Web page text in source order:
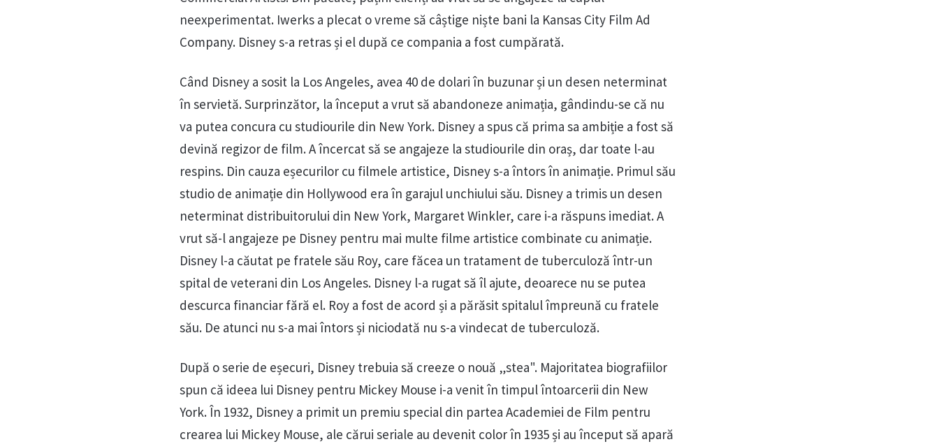
neexperimentat. Iwerks a plecat o vreme să câștige niște bani la Kansas City Film Ad
Company. Disney s-a retras și el după ce compania a fost cumpărată.
Când Disney a sosit la Los Angeles, avea 40 de dolari în buzunar și un desen neterminat
în servietă. Surprinzător, la început a vrut să abandoneze animația, gândindu-se că nu
va putea concura cu studiourile din New York. Disney a spus că prima sa ambiție a fost să
devină regizor de film. A încercat să se angajeze la studiourile din oraș, dar toate l-au
respins. Din cauza eșecurilor cu filmele artistice, Disney s-a întors în animație. Primul său
studio de animație din Hollywood era în garajul unchiului său. Disney a trimis un desen
neterminat distribuitorului din New York, Margaret Winkler, care i-a răspuns imediat. A
vrut să-l angajeze pe Disney pentru mai multe filme artistice combinate cu animație.
Disney l-a căutat pe fratele său Roy, care făcea un tratament de tuberculoză într-un
spital de veterani din Los Angeles. Disney l-a rugat să îl ajute, deoarece nu se putea
descurca financiar fără el. Roy a fost de acord și a părăsit spitalul împreună cu fratele
său. De atunci nu s-a mai întors și niciodată nu s-a vindecat de tuberculoză.
După o serie de eșecuri, Disney trebuia să creeze o nouă „stea". Majoritatea biografiilor
spun că ideea lui Disney pentru Mickey Mouse i-a venit în timpul întoarcerii din New
York. În 1932, Disney a primit un premiu special din partea Academiei de Film pentru
crearea lui Mickey Mouse, ale cărui seriale au devenit color în 1935 și au început să apară